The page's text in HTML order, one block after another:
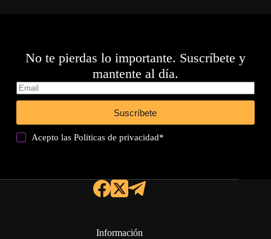
No te pierdas lo importante. Suscríbete y
mantente al día.
Suscríbete
Acepto lasPoliticas de privacidad*
Información